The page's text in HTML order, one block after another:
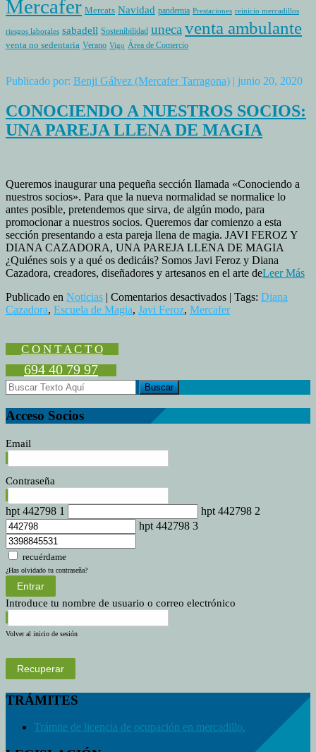
Mercafer Mercats Navidad pandemia Prestaciones reinicio mercadillos
riesgos laborales sabadell Sostenibilidad unecaventa ambulante
venta no sedentaria Verano Vigo Área de Comercio
Publicado por: Benji Gálvez (Mercafer Tarragona) | junio 20, 2020
CONOCIENDO A NUESTROS SOCIOS:
UNA PAREJA LLENA DE MAGIA
Queremos inaugurar una pequeña sección llamada «Conociendo a
nuestros socios». Para que la nueva normalidad se normalice lo
antes posible, pretendemos que sirva, de algún modo, para
promocionar a nuestros socios. Queremos dar comienzo a esta
sección presentando a esta pareja llena de magia. JAVI FEROZ Y
DIANA CAZADORA, UNA PAREJA LLENA DE MAGIA
¿Quiénes sois y a qué os dedicáis? Somos Javi Feroz y Diana
Cazadora, creadores, diseñadores y artesanos en el arte deLeer Más
Publicado en Noticias | Comentarios desactivadosen
CONOCIENDO
DE
MAGIA
| Tags: Diana
Cazadora, Escuela de Magia, Javi Feroz, Mercafer
C O N T A C T O
694 40 79 97
Acceso Socios
Email
Contraseña
hpt 442798 1
hpt 442798 2
hpt 442798 3
recuérdame
¿Has olvidado tu contraseña?
Entrar
Introduce tu nombre de usuario o correo electrónico
Volver al inicio de sesión
Recuperar
TRÁMITES
Trámite de licencia de ocupación en mercadillo.